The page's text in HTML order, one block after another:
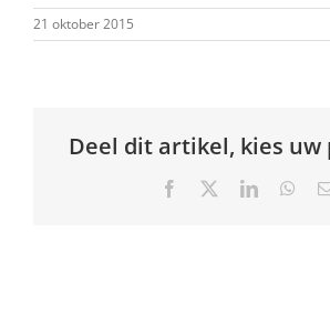
21 oktober 2015
Deel dit artikel, kies
Facebook LinkedIn